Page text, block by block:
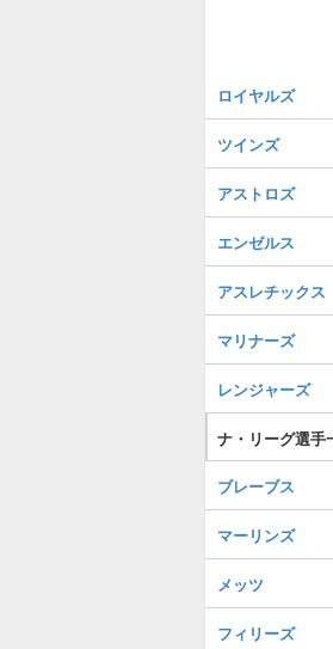
ロイヤルズ
ツインズ
アストロズ
エンゼルス
アスレチックス
マリナーズ
レンジャーズ
ナ・リーグ選手
ブレーブス
マーリンズ
メッツ
フィリーズ